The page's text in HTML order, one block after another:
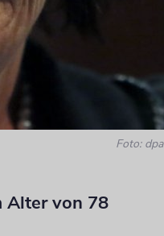
Foto: dpa
Alter von 78